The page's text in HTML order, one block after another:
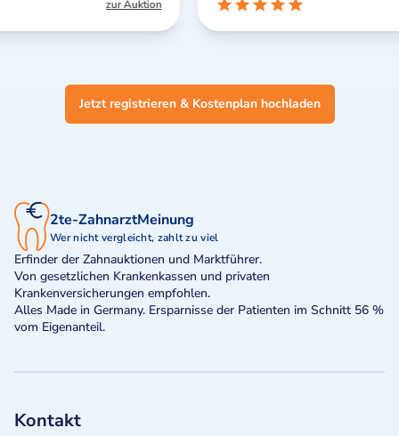
Jetzt registrieren & Kostenplan hochladen
2te-ZahnarztMeinung
Wer nicht vergleicht, zahlt zu viel
Erfinder der Zahnauktionen und Marktführer.
Von gesetzlichen Krankenkassen und privaten
Krankenversicherungen empfohlen.
Alles Made in Germany. Ersparnisse der Patienten im Schnitt 56 %
vom Eigenanteil.
Kontakt